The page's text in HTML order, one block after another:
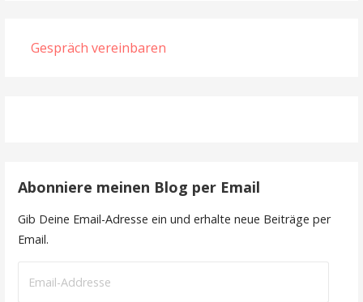
Gespräch vereinbaren
Abonniere meinen Blog per Email
Gib Deine Email-Adresse ein und erhalte neue Beiträge per
Email.
Addresse